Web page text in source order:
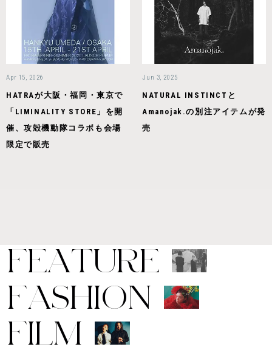
Apr 15, 2026
HATRAが大阪・福岡・東京で
「LIMINALITY STORE」を開
催、攻殻機動隊コラボも会場
限定で販売
Jun 3, 2025
NATURAL INSTINCTと
Amanojak.の別注アイテムが発
売
FEATURE
FASHION
FILM